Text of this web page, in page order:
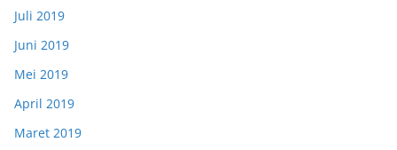
Juli 2019
Juni 2019
Mei 2019
April 2019
Maret 2019